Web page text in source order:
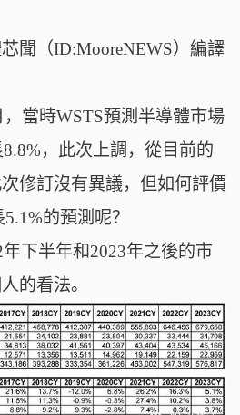
聞（ID:MooreNEWS）編譯
當時WSTS預測半導體市場
，此次上調，從目前的
修訂沒有異議，但如何評價
的預測呢？
下半年和2023年之後的市
的看法。